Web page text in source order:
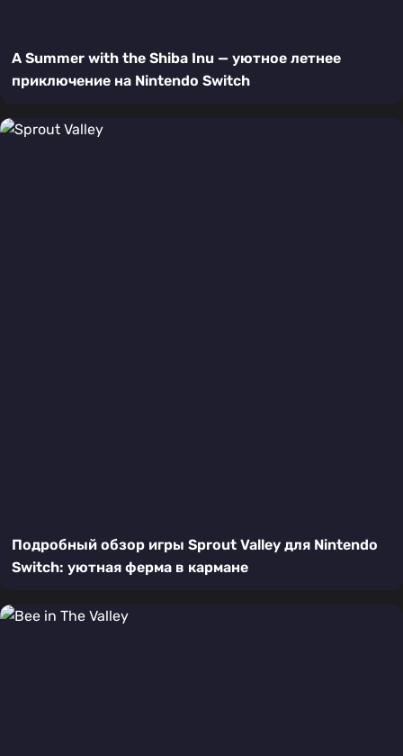
A Summer with the Shiba Inu — уютное летнее
приключение на Nintendo Switch
Подробный обзор игры Sprout Valley для Nintendo
Switch: уютная ферма в кармане